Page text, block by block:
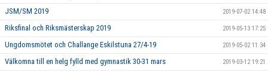
JSM/SM 2019 2019-07-02 14:48
Riksfinal och Riksmästerskap 2019 2019-05-13 17:25
Ungdomsmötet och Challange Eskilstuna 27/4-19 2019-05-02 11:34
Välkomna till en helg fylld med gymnastik 30-31 mars 2019-03-12 19:21